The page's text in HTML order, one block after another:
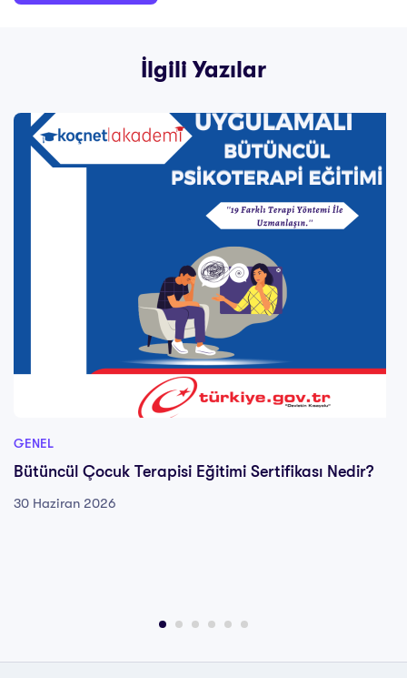
İlgili Yazılar
GENEL
Bütüncül Çocuk Terapisi Eğitimi Sertifikası Nedir?
30 Haziran 2026